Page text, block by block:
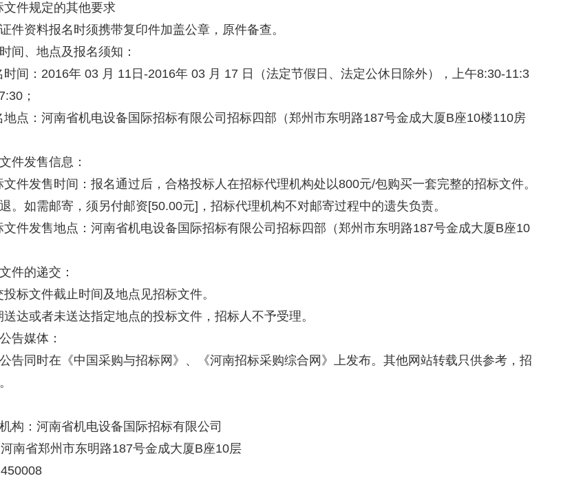
件规定的其他要求
件资料报名时须携带复印件加盖公章，原件备查。
间、地点及报名须知：
间：2016年 03 月 11日-2016年 03 月 17 日（法定节假日、法定公休日除外），上午8:30-11:3
；
点：河南省机电设备国际招标有限公司招标四部（郑州市东明路187号金成大厦B座10楼110房
件发售信息：
件发售时间：报名通过后，合格投标人在招标代理机构处以800元/包购买一套完整的招标文件。
。如需邮寄，须另付邮资[50.00元]，招标代理机构不对邮寄过程中的遗失负责。
件发售地点：河南省机电设备国际招标有限公司招标四部（郑州市东明路187号金成大厦B座10
件的递交：
标文件截止时间及地点见招标文件。
达或者未送达指定地点的投标文件，招标人不予受理。
告媒体：
告同时在《中国采购与招标网》、《河南招标采购综合网》上发布。其他网站转载只供参考，招
构：河南省机电设备国际招标有限公司
省郑州市东明路187号金成大厦B座10层